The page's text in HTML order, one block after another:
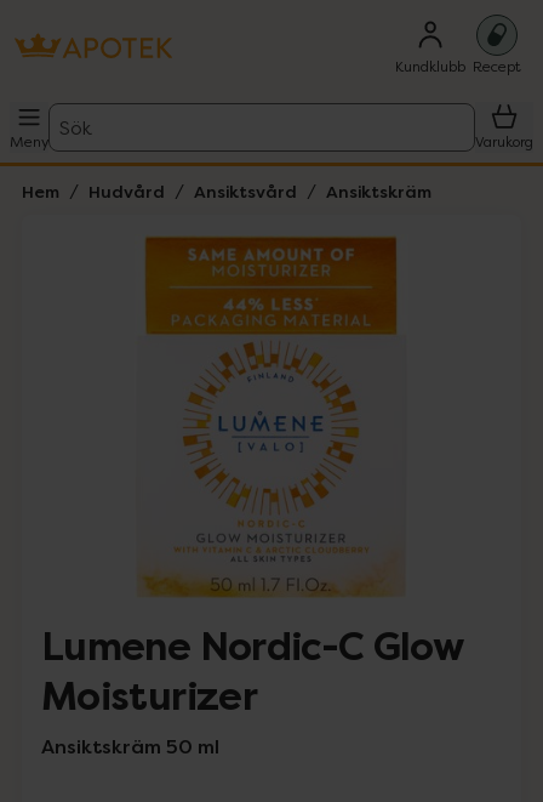
Kundklubb Recept
Meny
Sök
Varukorg
Hem Hudvård Ansiktsvård Ansiktskräm
Lista: . Innehåller 2 objekt.
Lumene Nordic-C Glow
Moisturizer
Ansiktskräm 50 ml